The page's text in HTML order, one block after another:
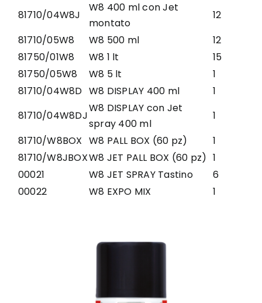
81710/04W8J
W8 400 ml con Jet
montato
12
81710/05W8
W8 500 ml
12
81750/01W8
W8 1 lt
15
81750/05W8
W8 5 lt
1
81710/04W8D W8 DISPLAY 400 ml
1
81710/04W8DJ
W8 DISPLAY con Jet
spray 400 ml
1
81710/W8BOX W8 PALL BOX (60 pz)
1
81710/W8JBOXW8 JET PALL BOX (60 pz) 1
00021
W8 JET SPRAY Tastino
6
00022
W8 EXPO MIX 1